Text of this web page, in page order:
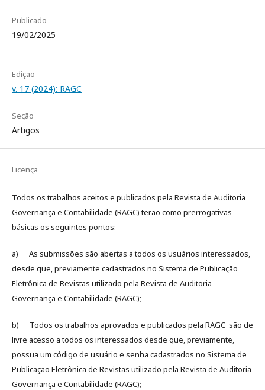
Publicado
19/02/2025
Edição
v. 17 (2024): RAGC
Seção
Artigos
Licença
Todos os trabalhos aceitos e publicados pela Revista de Auditoria
Governança e Contabilidade (RAGC) terão como prerrogativas
básicas os seguintes pontos:
a) As submissões são abertas a todos os usuários interessados,
desde que, previamente cadastrados no Sistema de Publicação
Eletrônica de Revistas utilizado pela Revista de Auditoria
Governança e Contabilidade (RAGC);
b) Todos os trabalhos aprovados e publicados pela RAGC são de
livre acesso a todos os interessados desde que, previamente,
possua um código de usuário e senha cadastrados no Sistema de
Publicação Eletrônica de Revistas utilizado pela Revista de Auditoria
Governança e Contabilidade (RAGC);